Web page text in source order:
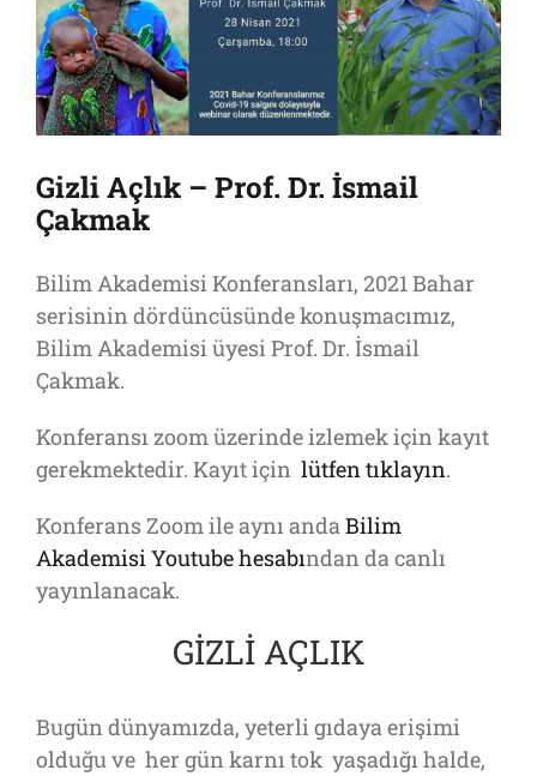
Gizli Açlık – Prof. Dr. İsmail
Çakmak
Bilim Akademisi Konferansları, 2021 Bahar
serisinin dördüncüsünde konuşmacımız,
Bilim Akademisi üyesi Prof. Dr. İsmail
Çakmak.
Konferansı zoom üzerinde izlemek için kayıt
gerekmektedir. Kayıt için lütfen tıklayın.
Konferans Zoom ile aynı andaBilim
Akademisi Youtube hesabından da canlı
yayınlanacak.
GİZLİ AÇLIK
Bugün dünyamızda, yeterli gıdaya erişimi
olduğu ve her gün karnı tok yaşadığı halde,